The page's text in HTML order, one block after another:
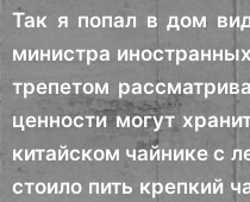
Так я попал в дом
министра
трепетом
ценности могут
китайском чайнике с
стоило пить крепкий